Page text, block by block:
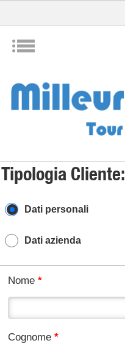
I
Tipologia Cliente:
Dati personali
Dati azienda
Nome*
Cognome*